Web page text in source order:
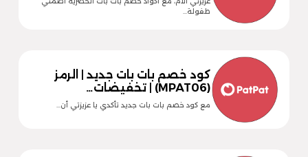
طفولة…
كود خصم بات بات جديد | الرمز
(MPAT06) | تخفيضات…
مع كود خصم بات بات جديد تأكدي يا عزيزتي أن…